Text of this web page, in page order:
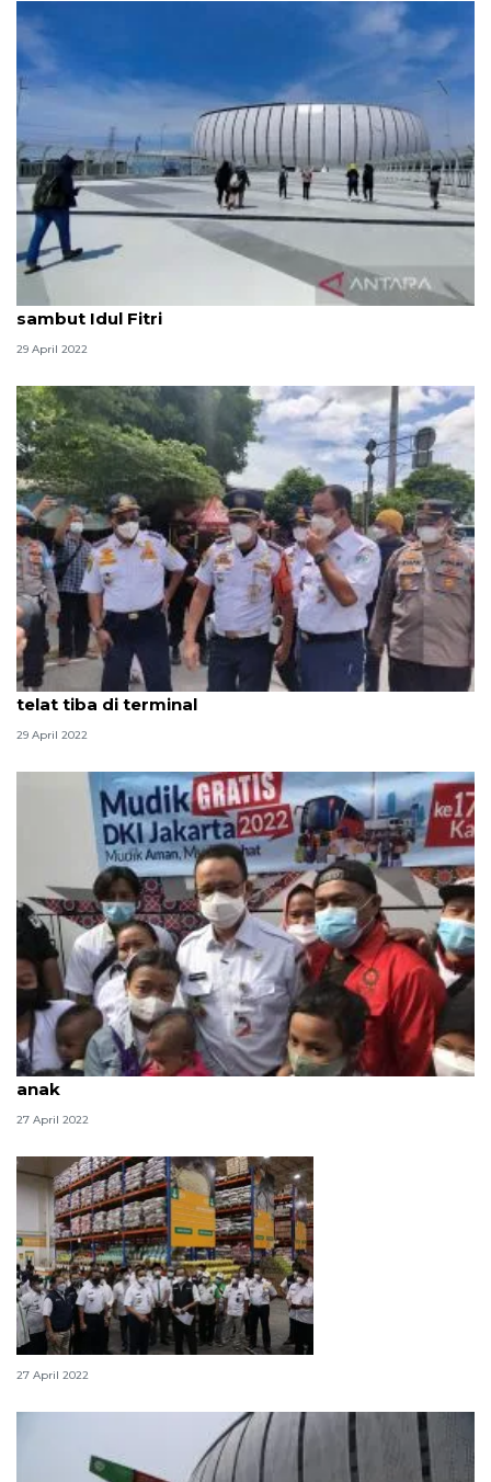
Selain Shalat Id, JIS disiapkan jadi tempat takbiran
sambut Idul Fitri
29 April 2022
Anies soroti kepadatan pemudik karena bus yang
telat tiba di terminal
29 April 2022
Anies: Isi perjalanan mudik dengan cerita pada
anak
27 April 2022
Stok pangan di DKI Jakarta aman
27 April 2022